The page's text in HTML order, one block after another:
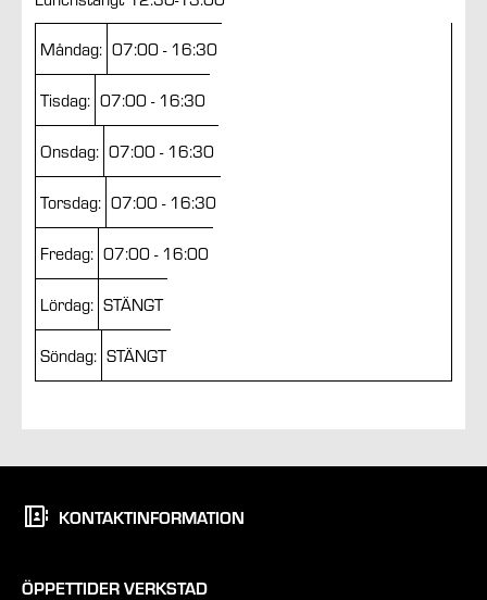
Måndag: 07:00 - 16:30
Tisdag: 07:00 - 16:30
Onsdag: 07:00 - 16:30
Torsdag: 07:00 - 16:30
Fredag: 07:00 - 16:00
Lördag: STÄNGT
Söndag: STÄNGT
KONTAKTINFORMATION
ÖPPETTIDER VERKSTAD